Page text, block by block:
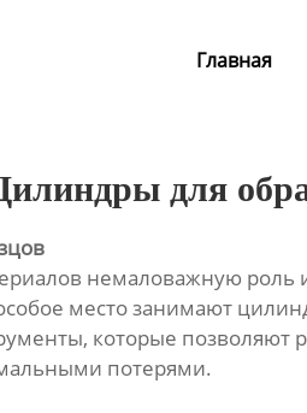
Главная
для
немаловажную
место занимают
которые позволяют
потерями.